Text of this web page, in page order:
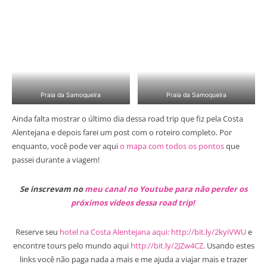
Praia da Samoqueira Praia da Samoqueira
Ainda falta mostrar o último dia dessa road trip que fiz pela Costa
Alentejana e depois farei um post com o roteiro completo. Por
enquanto, você pode ver aquio mapa com todos os pontosque
passei durante a viagem!
Se inscrevam nomeu canal no Youtube para não perder os
próximos vídeos dessa road trip!
Reserve seu hotel na Costa Alentejana aqui: http://bit.ly/2kyiVWUe
encontre tours pelo mundo aqui http://bit.ly/2JZw4CZ. Usando estes
links você não paga nada a mais e me ajuda a viajar mais e trazer